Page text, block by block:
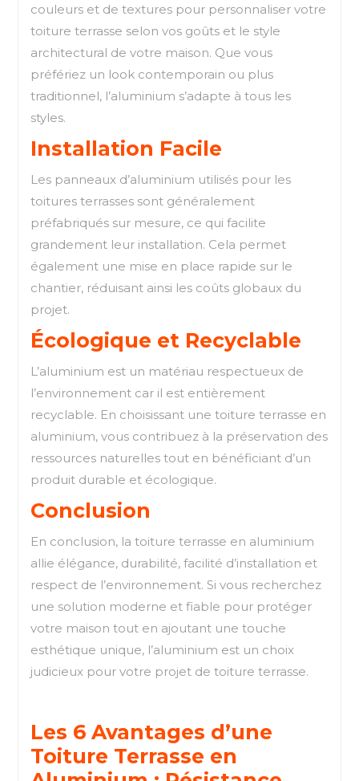
couleurs et de textures pour personnaliser votre
toiture terrasse selon vos goûts et le style
architectural de votre maison. Que vous
préfériez un look contemporain ou plus
traditionnel, l’aluminium s’adapte à tous les
styles.
Installation Facile
Les panneaux d’aluminium utilisés pour les
toitures terrasses sont généralement
préfabriqués sur mesure, ce qui facilite
grandement leur installation. Cela permet
également une mise en place rapide sur le
chantier, réduisant ainsi les coûts globaux du
projet.
Écologique et Recyclable
L’aluminium est un matériau respectueux de
l’environnement car il est entièrement
recyclable. En choisissant une toiture terrasse en
aluminium, vous contribuez à la préservation des
ressources naturelles tout en bénéficiant d’un
produit durable et écologique.
Conclusion
En conclusion, la toiture terrasse en aluminium
allie élégance, durabilité, facilité d’installation et
respect de l’environnement. Si vous recherchez
une solution moderne et fiable pour protéger
votre maison tout en ajoutant une touche
esthétique unique, l’aluminium est un choix
judicieux pour votre projet de toiture terrasse.
Les 6 Avantages d’une
Toiture Terrasse en